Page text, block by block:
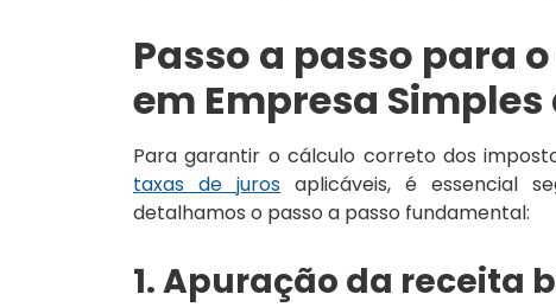
Passo a passo para
em Empresa
Para garantir o cálculo correto dos
taxas de juros aplicáveis, é essencial
detalhamos o passo a passo fundamental:
1. Apuração da receita